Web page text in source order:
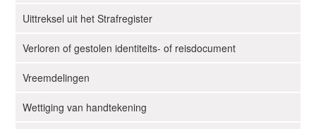
Uittreksel uit het Strafregister
Verloren of gestolen identiteits- of reisdocument
Vreemdelingen
Wettiging van handtekening